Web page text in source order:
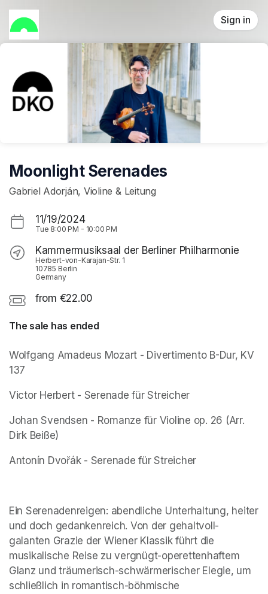
Skip header
Sign in
Moonlight Serenades
Gabriel Adorján, Violine & Leitung
11/19/2024
Tue 8:00 PM - 10:00 PM
Kammermusiksaal der Berliner Philharmonie
Herbert-von-Karajan-Str. 1
10785 Berlin
Germany
from €22.00
The sale has ended
Wolfgang Amadeus Mozart - Divertimento B-Dur, KV
137
Victor Herbert - Serenade für Streicher
Johan Svendsen - Romanze für Violine op. 26 (Arr.
Dirk Beiße)
Antonín Dvořák - Serenade für Streicher
Ein Serenadenreigen: abendliche Unterhaltung, heiter
und doch gedankenreich. Von der gehaltvoll-
galanten Grazie der Wiener Klassik führt die
musikalische Reise zu vergnügt-operettenhaftem
Glanz und träumerisch-schwärmerischer Elegie, um
schließlich in romantisch-böhmische